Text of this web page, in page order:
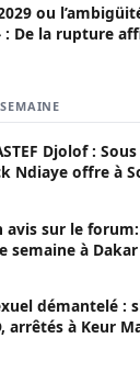
ou
De la rupture
critique
Djolof :
Ndiaye offre à
avis sur le
semaine à
démantelé :
arrêtés à Keur
2018